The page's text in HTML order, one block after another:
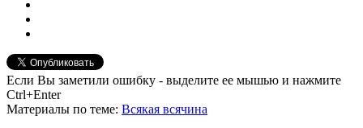
Если Вы заметили ошибку - выделите ее мышью и нажмите
Ctrl+Enter
Материалы по теме: Всякая всячина